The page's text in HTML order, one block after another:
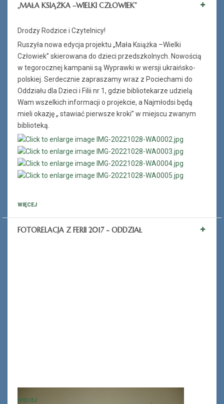
„MAŁA KSIĄŻKA –WIELKI CZŁOWIEK”
Drodzy Rodzice i Czytelnicy!
Ruszyła nowa edycja projektu „Mała Książka –Wielki
Człowiek” skierowana do dzieci przedszkolnych. Nowością
w tegorocznej kampanii są Wyprawki w wersji ukraińsko-
polskiej. Serdecznie zapraszamy wraz z Pociechami do
Oddziału dla Dzieci i Filii nr 1, gdzie bibliotekarze udzielą
Wam wszelkich informacji o projekcie, a Najmłodsi będą
mieli okazję „ stawiać pierwsze kroki” w miejscu zwanym
biblioteką.
WIĘCEJ
FOTORELACJA Z FERII 2017 - ODDZIAŁ
WIĘCEJ